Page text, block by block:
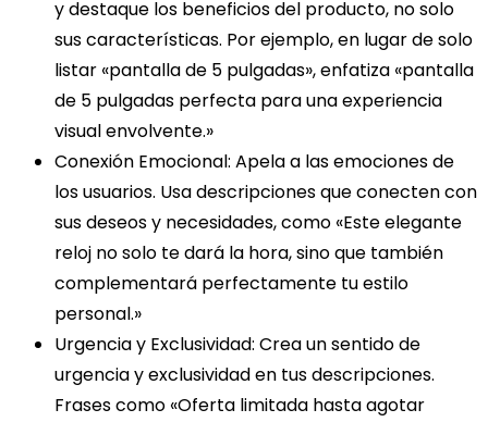
y destaque los beneficios del producto, no solo
sus características. Por ejemplo, en lugar de solo
listar «pantalla de 5 pulgadas», enfatiza «pantalla
de 5 pulgadas perfecta para una experiencia
visual envolvente.»
Conexión Emocional: Apela a las emociones de
los usuarios. Usa descripciones que conecten con
sus deseos y necesidades, como «Este elegante
reloj no solo te dará la hora, sino que también
complementará perfectamente tu estilo
personal.»
Urgencia y Exclusividad: Crea un sentido de
urgencia y exclusividad en tus descripciones.
Frases como «Oferta limitada hasta agotar